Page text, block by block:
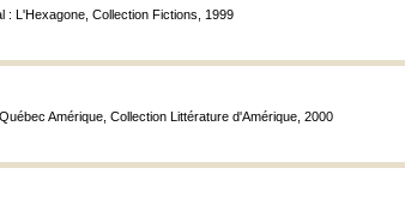
: L'Hexagone, Collection Fictions, 1999
Québec Amérique, Collection Littérature d'Amérique, 2000